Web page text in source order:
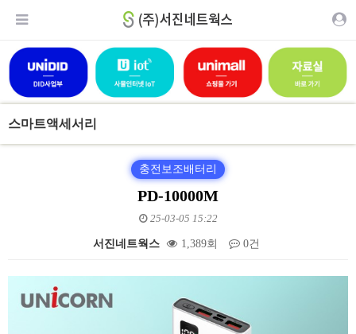
스마트액세서리
충전보조배터리
PD-10000M
25-03-05 15:22
서진네트웍스 1,389회 0건